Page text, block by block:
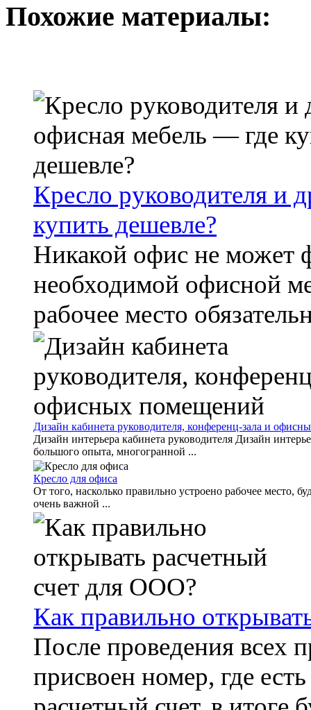
Похожие материалы:
Кресло руководителя и
купить дешевле?
Никакой офис не может
необходимой офисной
рабочее место
Дизайн кабинета руководителя, конференц-зала и
Дизайн интерьера кабинета руководителя Дизайн
большого опыта, многогранной ...
Кресло для офиса
От того, насколько правильно устроено рабочее место,
очень важной ...
Как правильно
После проведения всех
присвоен номер, где